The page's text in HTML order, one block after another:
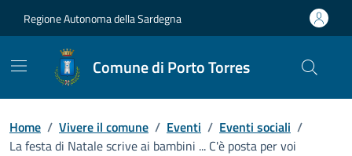
Regione Autonoma della Sardegna
Comune di Porto Torres
Home / Vivere il comune / Eventi / Eventi sociali /
La festa di Natale scrive ai bambini ... C'è posta per voi